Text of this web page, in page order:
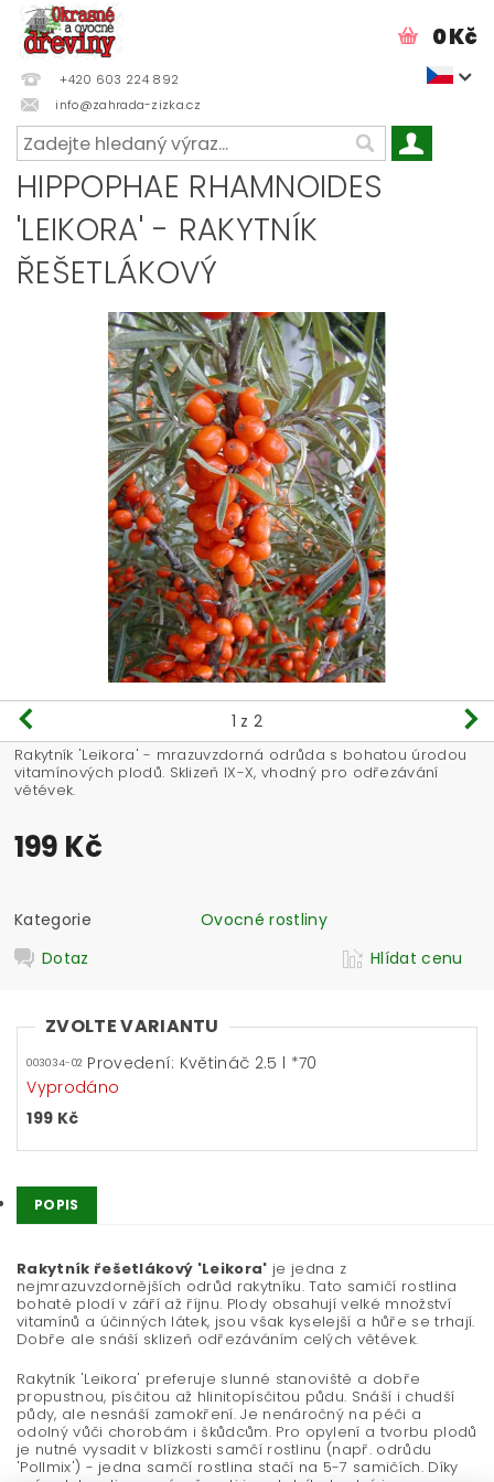
+420 603 224 892
info@zahrada-zizka.cz
0 Kč
HIPPOPHAE RHAMNOIDES
'LEIKORA' - RAKYTNÍK
ŘEŠETLÁKOVÝ
1 z 2
Rakytník 'Leikora' - mrazuvzdorná odrůda s bohatou úrodou
vitamínových plodů. Sklizeň IX-X, vhodný pro odřezávání
větévek.
199 Kč
Kategorie
Ovocné rostliny
Dotaz
Hlídat cenu
ZVOLTE VARIANTU
003034-02 Provedení: Květináč 2.5 l *70
Vyprodáno
199 Kč
POPIS
Rakytník řešetlákový 'Leikora' je jedna z
nejmrazuvzdornějších odrůd rakytníku. Tato samičí rostlina
bohatě plodí v září až říjnu. Plody obsahují velké množství
vitamínů a účinných látek, jsou však kyselejší a hůře se trhají.
Dobře ale snáší sklizeň odřezáváním celých větévek.
Rakytník 'Leikora' preferuje slunné stanoviště a dobře
propustnou, písčitou až hlinitopísčitou půdu. Snáší i chudší
půdy, ale nesnáší zamokření. Je nenáročný na péči a
odolný vůči chorobám i škůdcům. Pro opylení a tvorbu plodů
je nutné vysadit v blízkosti samčí rostlinu (např. odrůdu
'Pollmix') - jedna samčí rostlina stačí na 5-7 samičích. Díky